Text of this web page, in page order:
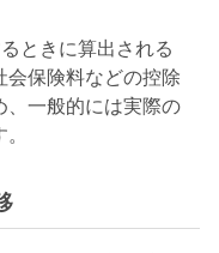
ときに算出される
保険料などの控除
、一般的には実際の